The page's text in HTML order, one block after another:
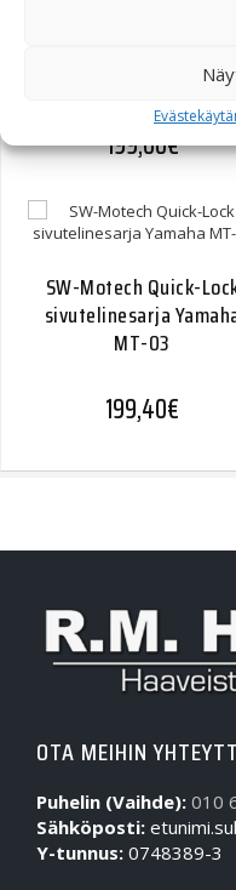
CB600 Hornet 03-06
199,00€
SW-Motech Quick-
sivutelinesarja
MT-03
199,40€
OTA MEIHIN
Puhelin (Vaihde): 010
Sähköposti:
Y-tunnus: 0748389-3